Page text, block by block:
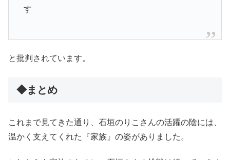
す
と批判されています。
◆まとめ
これまで見てきた通り、石垣のりこさんの活躍の陰には、
温かく支えてくれた『家族』の姿がありました。